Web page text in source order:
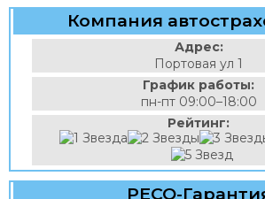
Компания
Адрес:
Портовая ул 1
График работы:
пн-пт 09:00–18:00
Рейтинг:
РЕСО-